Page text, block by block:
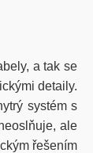
a tak se
detaily.
systém s
ale
řešením